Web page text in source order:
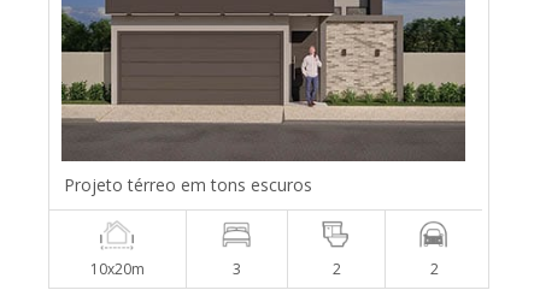
Projeto térreo em tons escuros
10x20m 3 2 2